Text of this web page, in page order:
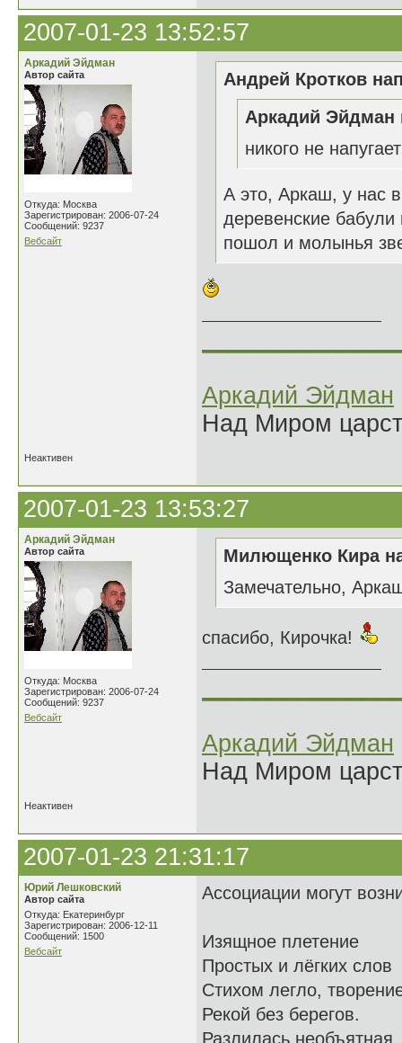
2007-01-23 13:52:57
Аркадий Эйдман
Автор сайта
Откуда: Москва
Зарегистрирован: 2006-07-24
Сообщений: 9237
Вебсайт
Андрей Кротков
Аркадий Эйдман
никого не
А это, Аркаш, у нас
деревенские
пошол и молынья
Аркадий Эйдман
Над Миром
Неактивен
2007-01-23 13:53:27
Аркадий Эйдман
Автор сайта
Откуда: Москва
Зарегистрирован: 2006-07-24
Сообщений: 9237
Вебсайт
Милющенко Кира
Замечательно,
спасибо, Кирочка!
Аркадий Эйдман
Над Миром
Неактивен
2007-01-23 21:31:17
Юрий Лешковский
Автор сайта
Откуда: Екатеринбург
Зарегистрирован: 2006-12-11
Сообщений: 1500
Вебсайт
Ассоциации могут
Изящное плетение
Простых и лёгких слов
Стихом легло,
Рекой без берегов.
Разлилась необъятная